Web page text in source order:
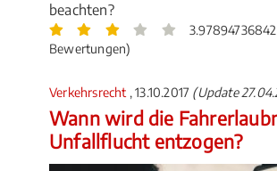
beachten?
Bewertungen)
Verkehrsrecht , 13.10.2017 (Update
Wann wird die
Unfallflucht entzogen?